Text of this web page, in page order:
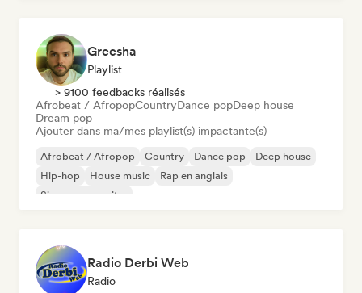
Greesha
Playlist
> 9100 feedbacks réalisés
Afrobeat / AfropopCountryDance popDeep house
Dream pop
Ajouter dans ma/mes playlist(s) impactante(s)
Afrobeat / Afropop Country Dance pop
Deep house
Hip-hop
House music
Rap en anglais
Singer-songwriter
Radio Derbi Web
Radio